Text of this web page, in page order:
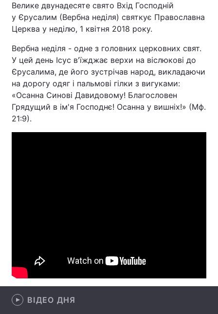
Головна Війна
Україна Політика
Економіка Світ
Лонгріди
Інтерв'ю
Велике двунадесяте свято Вхід Господній
у Єрусалим (Вербна неділя) святкує Православна
Церква у неділю, 1 квітня 2018 року.
Вербна неділя - одне з головних церковних свят.
У цей день Ісус в'їжджає верхи на віслюкові до
Єрусалима, де його зустрічав народ, викладаючи
на дорогу одяг і пальмові гілки з вигуками:
«Осанна Синові Давидовому! Благословен
Грядущий в ім'я Господнє! Осанна у вишніх!» (Мф.
21:9).
ВІДЕО ДНЯ